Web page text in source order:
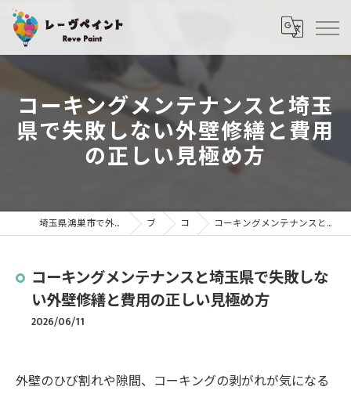
コーキングメンテナンスと埼玉
県で失敗しない外壁修繕と費用
の正しい見極め方
埼玉県鴻巣市で外壁塗装・屋根塗装ならレーヴペイント ブログ コラム コーキングメンテナンスと埼玉県で失敗しない外壁修繕と費用の正しい見極め方
コーキングメンテナンスと埼玉県で失敗しな
い外壁修繕と費用の正しい見極め方
2026/06/11
外壁のひび割れや隙間、コーキングの剥がれが気になる